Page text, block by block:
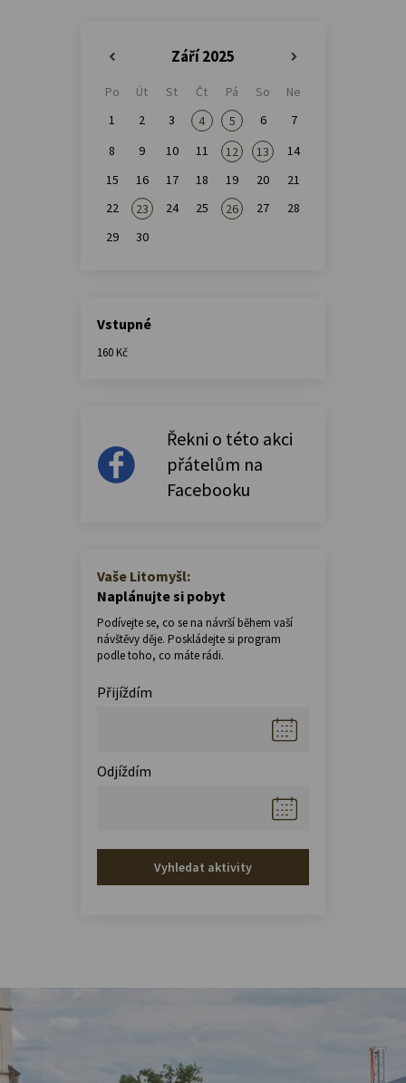
Září 2025
Po Út St Čt Pá So
Ne
1
2 3 4 5 6
7
8
9 10 11 12 13
14
15
16 17 18 19 20
21
22
23 24 25 26 27
28
29
30
Vstupné
160 Kč
Řekni o této akci
přátelům na
Facebooku
Vaše Litomyšl:
Naplánujte si pobyt
Podívejte se, co se na návrší během vaší
návštěvy děje. Poskládejte si program
podle toho, co máte rádi.
Přijíždím
Odjíždím
Vyhledat aktivity